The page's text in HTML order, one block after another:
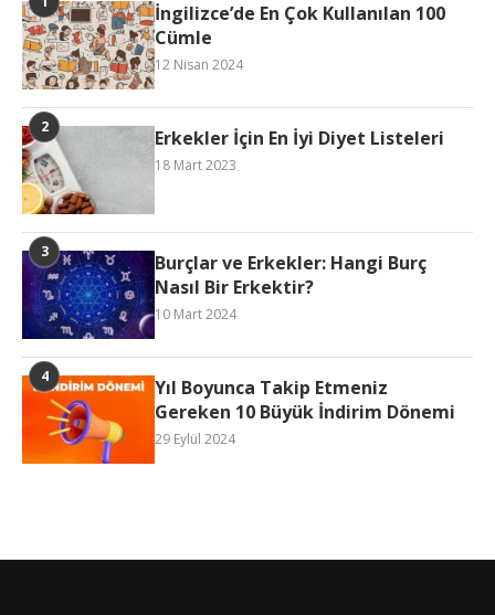
İngilizce’de En Çok Kullanılan 100
Cümle
12 Nisan 2024
Erkekler İçin En İyi Diyet Listeleri
18 Mart 2023
Burçlar ve Erkekler: Hangi Burç
Nasıl Bir Erkektir?
10 Mart 2024
Yıl Boyunca Takip Etmeniz
Gereken 10 Büyük İndirim Dönemi
29 Eylül 2024